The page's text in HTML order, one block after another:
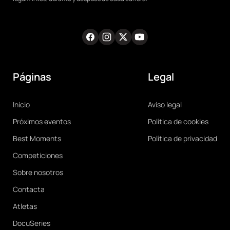
RRSS
FacebookInstagram
TwitterYoutube
Páginas
Main
navigation
Inicio
Próximos eventos
Best Moments
Competiciones
Sobre nosotros
Contacta
Atletas
DocuSeries
Legal
Legal
Aviso legal
Política de cookies
Política de privacidad